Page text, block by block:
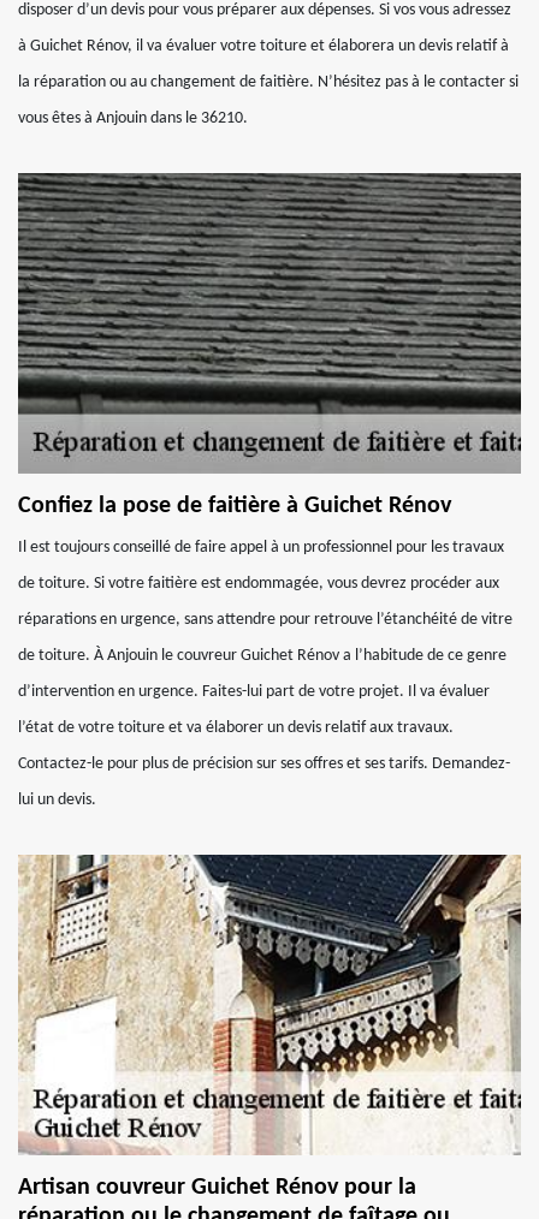
disposer d’un devis pour vous préparer aux dépenses. Si vos vous adressez
à Guichet Rénov, il va évaluer votre toiture et élaborera un devis relatif à
la réparation ou au changement de faitière. N’hésitez pas à le contacter si
vous êtes à Anjouin dans le 36210.
Confiez la pose de faitière à Guichet Rénov
Il est toujours conseillé de faire appel à un professionnel pour les travaux
de toiture. Si votre faitière est endommagée, vous devrez procéder aux
réparations en urgence, sans attendre pour retrouve l’étanchéité de vitre
de toiture. À Anjouin le couvreur Guichet Rénov a l’habitude de ce genre
d’intervention en urgence. Faites-lui part de votre projet. Il va évaluer
l’état de votre toiture et va élaborer un devis relatif aux travaux.
Contactez-le pour plus de précision sur ses offres et ses tarifs. Demandez-
lui un devis.
Artisan couvreur Guichet Rénov pour la